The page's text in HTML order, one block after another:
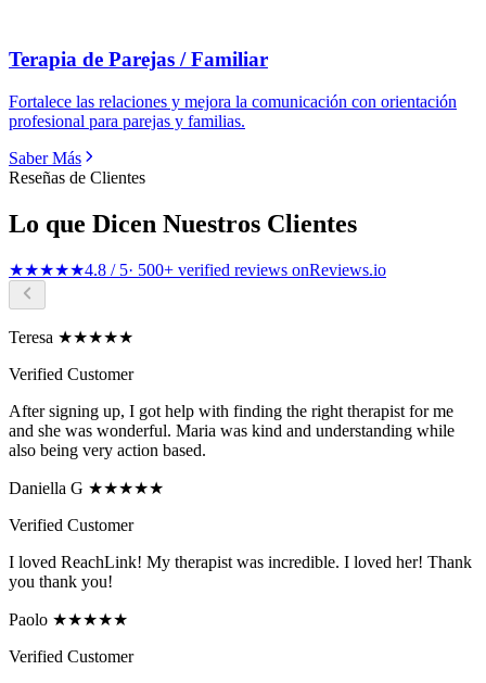
Terapia de Parejas / Familiar
Fortalece las relaciones y mejora la comunicación con orientación
profesional para parejas y familias.
Saber Más
Reseñas de Clientes
Lo que Dicen Nuestros Clientes
★★★★★4.8 / 5· 500+ verified reviews onReviews.io
Teresa ★★★★★
Verified Customer
After signing up, I got help with finding the right therapist for me
and she was wonderful. Maria was kind and understanding while
also being very action based.
Daniella G ★★★★★
Verified Customer
I loved ReachLink! My therapist was incredible. I loved her! Thank
you thank you!
Paolo ★★★★★
Verified Customer